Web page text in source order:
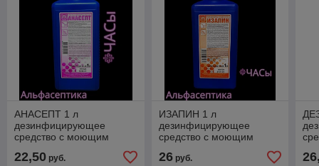
АНАСЕПТ 1 л
дезинфицирующее
средство с моющим
ЧАСов +20% НДС
22,50 руб.
ИЗАПИН 1 л
дезинфицирующее
средство с моющим
ЧАСов +20% НДС
26руб.